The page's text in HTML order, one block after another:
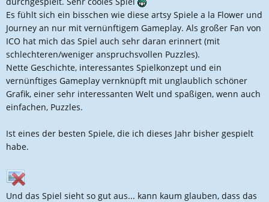
Es fühlt sich ein bisschen wie diese artsy Spiele a la Flower und
Journey an nur mit vernünftigem Gameplay. Als großer Fan von
ICO hat mich das Spiel auch sehr daran erinnert (mit
schlechteren/weniger anspruchsvollen Puzzles).
Nette Geschichte, interessantes Spielkonzept und ein
vernünftiges Gameplay vernknüpft mit unglaublich schöner
Grafik, einer sehr interessanten Welt und spaßigen, wenn auch
einfachen, Puzzles.
Ist eines der besten Spiele, die ich dieses Jahr bisher gespielt
habe.
Und das Spiel sieht so gut aus... kann kaum glauben, dass das